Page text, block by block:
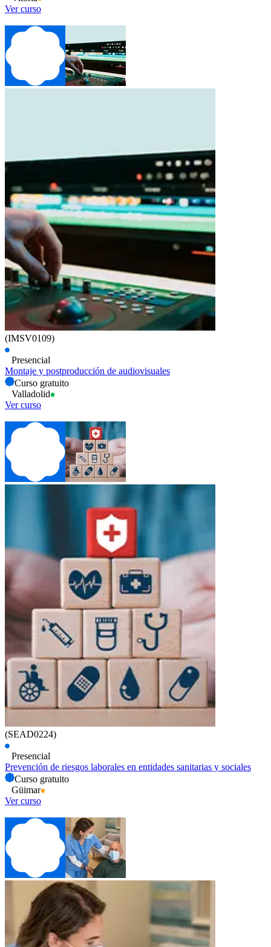
Ver curso
(IMSV0109)
Presencial
Montaje y postproducción de audiovisuales
Curso gratuito
Valladolid
Ver curso
(SEAD0224)
Presencial
Prevención de riesgos laborales en entidades sanitarias y sociales
Curso gratuito
Güimar
Ver curso